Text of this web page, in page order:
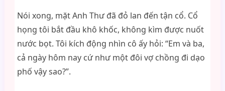
Nói xong, mặt Anh Thư đã đỏ lan đến tận cổ. Cổ
họng tôi bắt đầu khô khốc, không kìm được nuốt
nước bọt. Tôi kích động nhìn cô ấy hỏi: “Em và ba,
cả ngày hôm nay cứ như một đôi vợ chồng đi dạo
phố vậy sao?”.